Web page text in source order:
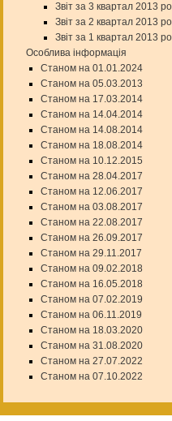
Звіт за 3 квартал 2013
Звіт за 2 квартал 2013
Звіт за 1 квартал 2013
Особлива інформація
Станом на 01.01.2024
Станом на 05.03.2013
Станом на 17.03.2014
Станом на 14.04.2014
Станом на 14.08.2014
Станом на 18.08.2014
Станом на 10.12.2015
Станом на 28.04.2017
Станом на 12.06.2017
Станом на 03.08.2017
Станом на 22.08.2017
Станом на 26.09.2017
Станом на 29.11.2017
Станом на 09.02.2018
Станом на 16.05.2018
Станом на 07.02.2019
Станом на 06.11.2019
Станом на 18.03.2020
Станом на 31.08.2020
Станом на 27.07.2022
Станом на 07.10.2022